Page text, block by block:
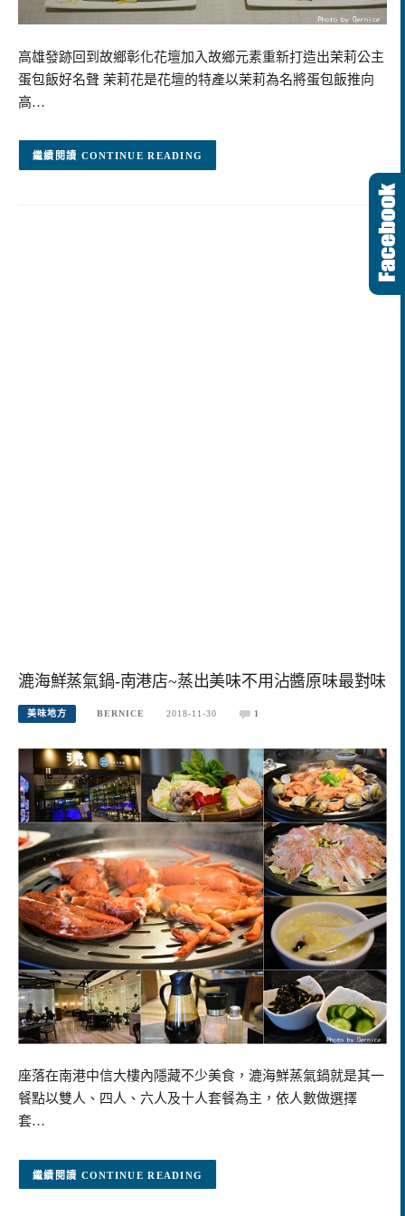
高雄發跡回到故鄉彰化花壇加入故鄉元素重新打造出茉莉公主
蛋包飯好名聲 茉莉花是花壇的特產以茉莉為名將蛋包飯推向
高…
CONTINUE READING
漉海鮮蒸氣鍋-南港店~蒸出美味不用沾醬原味最對味
美味地方 BERNICE 2018-11-30 1
座落在南港中信大樓內隱藏不少美食，漉海鮮蒸氣鍋就是其一
餐點以雙人、四人、六人及十人套餐為主，依人數做選擇
套…
CONTINUE READING